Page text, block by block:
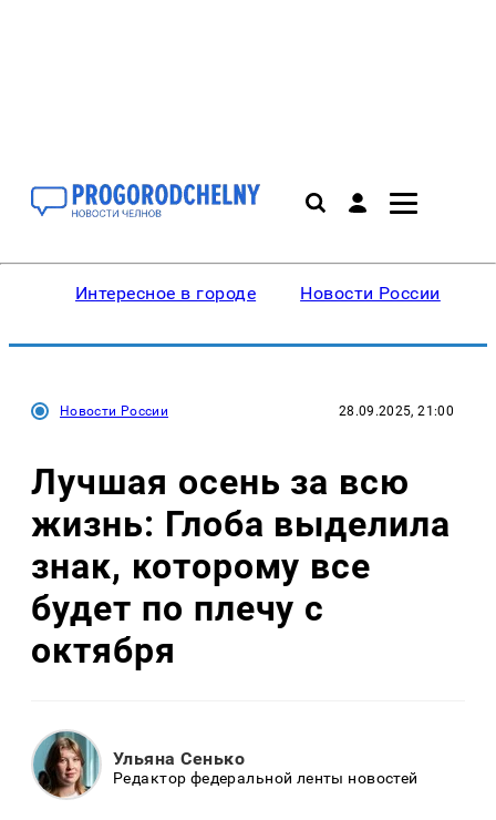
Интересное в городе Новости России
Новости России 28.09.2025, 21:00
Лучшая осень за всю
жизнь: Глоба выделила
знак, которому все
будет по плечу с
октября
Ульяна Сенько
Редактор федеральной ленты новостей